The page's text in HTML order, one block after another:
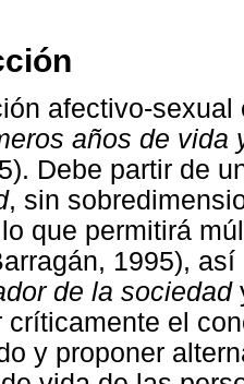
afectivo-
años de vida
Debe partir de
, sin
que permitirá
1995),
de la sociedad
críticamente el
y proponer